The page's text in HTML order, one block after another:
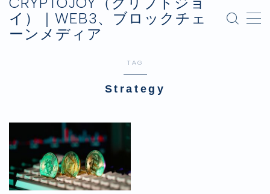
イ）｜WEB3、ブロックチェ
ーンメディア
MENU
TAG
Strategy